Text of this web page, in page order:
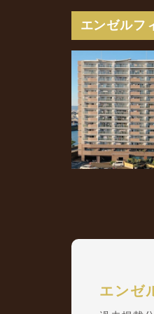
エンゼルフ
エンゼ